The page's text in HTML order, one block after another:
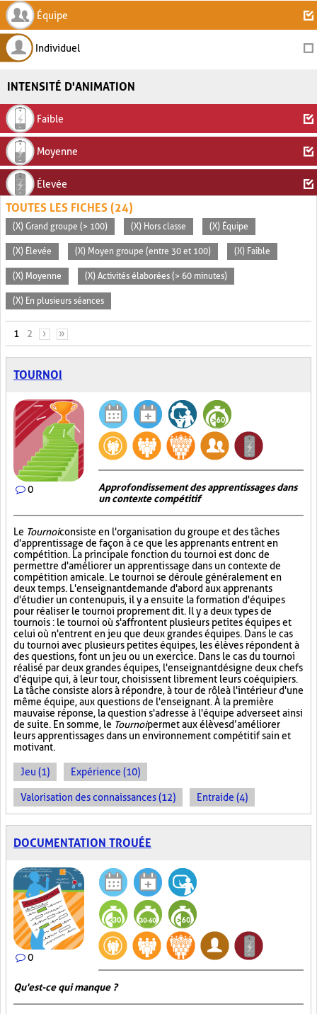
Équipe
Individuel
INTENSITÉ D'ANIMATION
Faible
Moyenne
Élevée
TOUTES LES FICHES (24)
(X) Grand groupe (> 100) (X) Hors classe (X) Équipe
(X) Élevée (X) Moyen groupe (entre 30 et 100) (X) Faible
(X) Moyenne (X) Activités élaborées (> 60 minutes)
(X) En plusieurs séances
PAGES
1 2 › »
TOURNOI
0
Approfondissement des apprentissages dans
un contexte compétitif
Le Tournoiconsiste en l'organisation du groupe et des tâches
d'apprentissage de façon à ce que les apprenants entrent en
compétition. La principale fonction du tournoi est donc de
permettre d'améliorer un apprentissage dans un contexte de
compétition amicale. Le tournoi se déroule généralement en
deux temps. L'enseignant demande d'abord aux apprenants
d'étudier un contenu puis, il y a ensuite la formation d'équipes
pour réaliser le tournoi proprement dit. Il y a deux types de
tournois : le tournoi où s'affrontent plusieurs petites équipes et
celui où n'entrent en jeu que deux grandes équipes. Dans le cas
du tournoi avec plusieurs petites équipes, les élèves répondent à
des questions, font un jeu ou un exercice. Dans le cas du tournoi
réalisé par deux grandes équipes, l'enseignant désigne deux chefs
d'équipe qui, à leur tour, choisissent librement leurs coéquipiers.
La tâche consiste alors à répondre, à tour de rôle à l'intérieur d'une
même équipe, aux questions de l'enseignant. À la première
mauvaise réponse, la question s'adresse à l'équipe adverse et ainsi
de suite. En somme, le Tournoipermet aux élèves d’améliorer
leurs apprentissages dans un environnement compétitif sain et
motivant.
Jeu (1) Expérience (10)
Valorisation des connaissances (12) Entraide (4)
DOCUMENTATION TROUÉE
0
Qu'est-ce qui manque ?